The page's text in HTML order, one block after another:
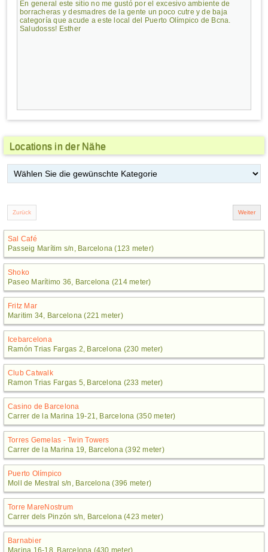
En general este sitio no me gustó por el excesivo ambiente de
borracheras y desmadres de la gente un poco cutre y de baja
categoría que acude a este local del Puerto Olímpico de Bcna.
Saludosss! Esther
Locations in der Nähe
Sal Café
Passeig Marítim s/n, Barcelona (123 meter)
Shoko
Paseo Marítimo 36, Barcelona (214 meter)
Fritz Mar
Maritim 34, Barcelona (221 meter)
Icebarcelona
Ramón Trias Fargas 2, Barcelona (230 meter)
Club Catwalk
Ramon Trias Fargas 5, Barcelona (233 meter)
Casino de Barcelona
Carrer de la Marina 19-21, Barcelona (350 meter)
Torres Gemelas - Twin Towers
Carrer de la Marina 19, Barcelona (392 meter)
Puerto Olímpico
Moll de Mestral s/n, Barcelona (396 meter)
Torre MareNostrum
Carrer dels Pinzón s/n, Barcelona (423 meter)
Barnabier
Marina 16-18, Barcelona (430 meter)